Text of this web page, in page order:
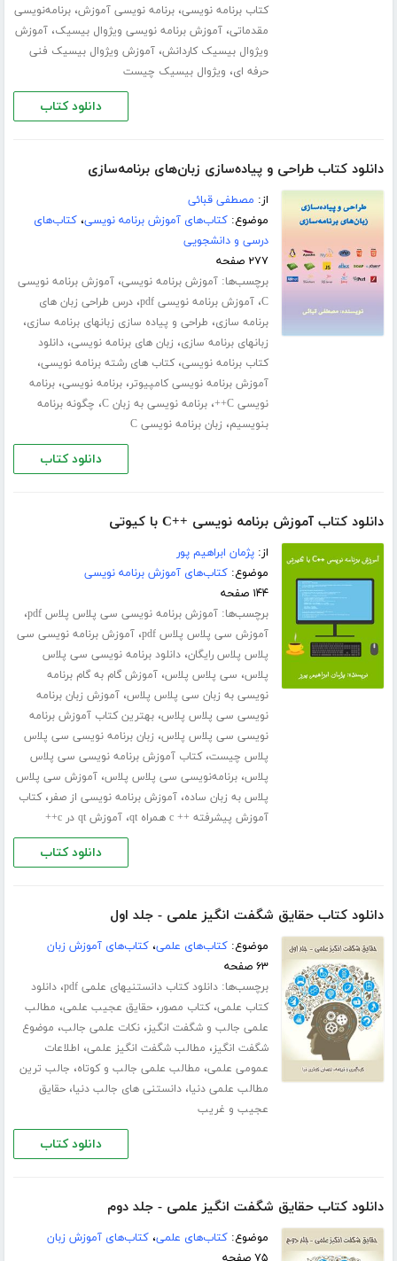
کتاب برنامه نویسی،برنامه نویسی آموزش،برنامه‌نویسی
مقدماتی،آموزش برنامه نویسی ویژوال بیسیک،آموزش
ویژوال بیسیک کاردانش،آموزش ویژوال بیسیک فنی
حرفه ای، ویژوال بیسیک چیست
دانلود کتاب
دانلود کتاب طراحی و پیاده‌سازی زبان‌های برنامه‌سازی
از: مصطفی قبائی
موضوع:کتاب‌های آموزش برنامه نویسی،کتاب‌های
درسی و دانشجویی
۲۷۷ صفحه
برچسب‌ها:آموزش برنامه نویسی،آموزش برنامه نویسی
C،آموزش برنامه نویسی pdf ،درس طراحی زبان های
برنامه سازی، طراحی و پیاده سازی زبانهای برنامه سازی،
زبانهای برنامه سازی، زبان های برنامه نویسی،دانلود
کتاب برنامه نویسی،کتاب های رشته برنامه نویسی،
آموزش برنامه نویسی کامپیوتر،برنامه نویسی،برنامه
نویسی C++
،برنامه نویسی به زبان C ، چگونه برنامه
بنویسیم، زبان برنامه نویسی C
دانلود کتاب
دانلود کتاب آموزش برنامه نویسی ++C با کیوتی
از:پژمان ابراهیم پور
موضوع:کتاب‌های آموزش برنامه نویسی
۱۴۴ صفحه
برچسب‌ها:آموزش برنامه نویسی سی پلاس پلاس pdf ،
آموزش سی پلاس پلاس pdf ،آموزش برنامه نویسی سی
پلاس پلاس رایگان،دانلود برنامه نویسی سی پلاس
پلاس، سی پلاس پلاس،آموزش گام به گام برنامه
نویسی به زبان سی پلاس پلاس،آموزش زبان برنامه
نویسی سی پلاس پلاس،بهترین کتاب آموزش برنامه
نویسی سی پلاس پلاس، زبان برنامه نویسی سی پلاس
پلاس چیست،کتاب آموزش برنامه نویسی سی پلاس
پلاس،برنامه‌نویسی سی پلاس پلاس،آموزش سی پلاس
پلاس به زبان ساده،آموزش برنامه نویسی از صفر،کتاب
آموزش پیشرفته ++ c همراه qt
،آموزش qt در c++
دانلود کتاب
دانلود کتاب حقایق شگفت انگیز علمی - جلد اول
موضوع:کتاب‌های علمی،کتاب‌های آموزش زبان
۶۳ صفحه
برچسب‌ها:دانلود کتاب دانستنیهای علمی pdf ،دانلود
کتاب علمی،کتاب مصور،حقایق عجیب علمی، مطالب
علمی جالب و شگفت انگیز،نکات علمی جالب، موضوع
شگفت انگیز، مطالب شگفت انگیز علمی، اطلاعات
عمومی علمی، مطالب علمی جالب و کوتاه، جالب ترین
مطالب علمی دنیا،دانستنی های جالب دنیا،حقایق
عجیب و غریب
دانلود کتاب
دانلود کتاب حقایق شگفت انگیز علمی - جلد دوم
موضوع:کتاب‌های علمی،کتاب‌های آموزش زبان